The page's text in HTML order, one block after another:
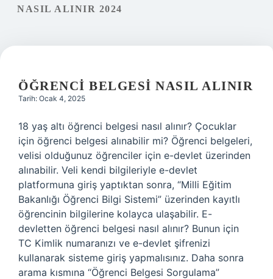
Hakkımızda
NASIL ALINIR 2024
ÖĞRENCI BELGESI NASIL ALINIR
Tarih: Ocak 4, 2025
18 yaş altı öğrenci belgesi nasıl alınır? Çocuklar
için öğrenci belgesi alınabilir mi? Öğrenci belgeleri,
velisi olduğunuz öğrenciler için e-devlet üzerinden
alınabilir. Veli kendi bilgileriyle e-devlet
platformuna giriş yaptıktan sonra, “Milli Eğitim
Bakanlığı Öğrenci Bilgi Sistemi” üzerinden kayıtlı
öğrencinin bilgilerine kolayca ulaşabilir. E-
devletten öğrenci belgesi nasıl alınır? Bunun için
TC Kimlik numaranızı ve e-devlet şifrenizi
kullanarak sisteme giriş yapmalısınız. Daha sonra
arama kısmına “Öğrenci Belgesi Sorgulama”